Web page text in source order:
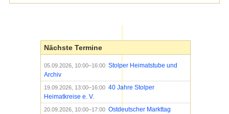
2027
Nächste Termine
05.09.2026, 10:00–16:00 Stolper Heimatstube und
Archiv
19.09.2026, 13:00–16:00 40 Jahre Stolper
Heimatkreise e. V.
20.09.2026, 10:00–17:00 Ostdeutscher Markttag